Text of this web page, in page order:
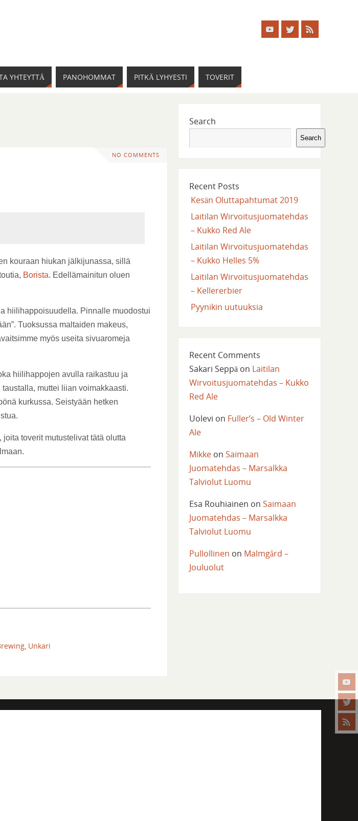
YHTEYTTÄ PANOHOMMAT PITKÄ LYHYESTI TOVERIT
NO COMMENTS
kouraan hiukan jälkijunassa, sillä
Borista. Edellämainitun oluen
hiilihappoisuudella. Pinnalle muodostui
Tuoksussa maltaiden makeus,
myös useita sivuaromeja
hiilihappojen avulla raikastuu ja
muttei liian voimakkaasti.
kurkussa. Seistyään hetken
toverit mutustelivat tätä olutta
, Unkari
Search
Search
Recent Posts
Kesän Oluttapahtumat 2019
Laitilan Wirvoitusjuomatehdas
– Kukko Red Ale
Laitilan Wirvoitusjuomatehdas
– Kukko Helles 5%
Laitilan Wirvoitusjuomatehdas
– Kellererbier
Pyynikin uutuuksia
Recent Comments
Sakari Seppäon Laitilan
Wirvoitusjuomatehdas – Kukko
Red Ale
Uolevi on Fuller’s – Old Winter
Ale
Mikkeon Saimaan
Juomatehdas – Marsalkka
Talviolut Luomu
Esa Rouhiainen on Saimaan
Juomatehdas – Marsalkka
Talviolut Luomu
Pullollinen on Malmgård –
Jouluolut